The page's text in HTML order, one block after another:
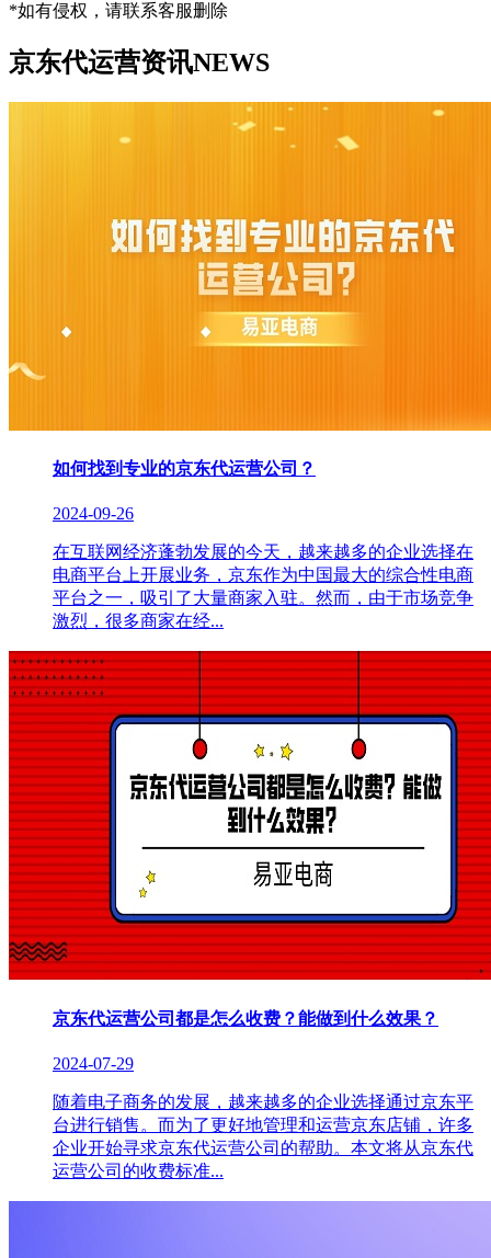
*如有侵权，请联系客服删除
京东代运营资讯NEWS
如何找到专业的京东代运营公司？
2024-09-26
在互联网经济蓬勃发展的今天，越来越多的企业选择在
电商平台上开展业务，京东作为中国最大的综合性电商
平台之一，吸引了大量商家入驻。然而，由于市场竞争
激烈，很多商家在经...
京东代运营公司都是怎么收费？能做到什么效果？
2024-07-29
随着电子商务的发展，越来越多的企业选择通过京东平
台进行销售。而为了更好地管理和运营京东店铺，许多
企业开始寻求京东代运营公司的帮助。本文将从京东代
运营公司的收费标准...